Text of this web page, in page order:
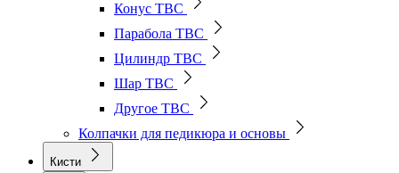
Конус ТВС
Парабола ТВС
Цилиндр ТВС
Шар ТВС
Другое ТВС
Колпачки для педикюра и основы
Кисти